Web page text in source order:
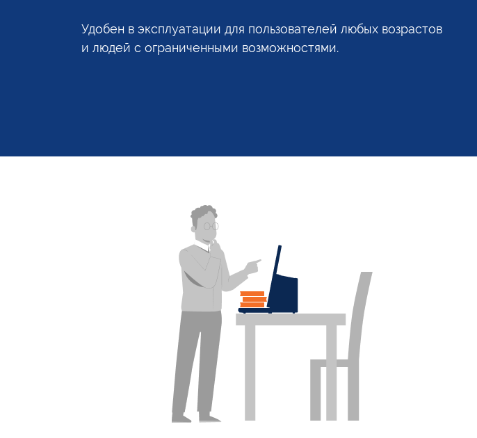
Удобен в эксплуатации для пользователей любых возрастов
и людей с ограниченными возможностями.